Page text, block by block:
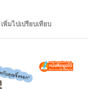
เพิ่มไปเปรียบเทียบ